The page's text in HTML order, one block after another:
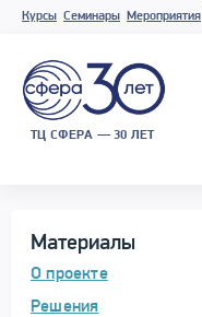
Курсы Семинары Мероприятия
ТЦ СФЕРА — 30 ЛЕТ
Материалы
О проекте
Решения